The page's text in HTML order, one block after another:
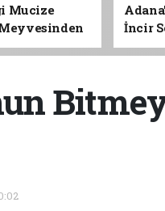
Mucize
Süper Gıdası
İncir